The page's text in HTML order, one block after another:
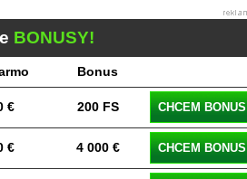
BONUSY!
Bonus
€ 200 FS CHCEM BONUS
€ 4 000 € CHCEM BONUS